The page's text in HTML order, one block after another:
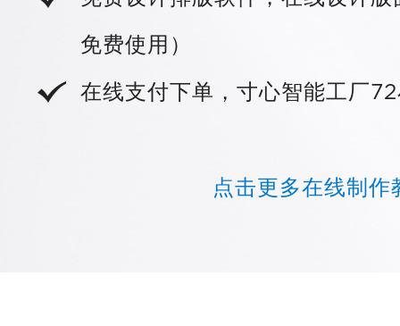
免费使用）
在线支付下单，寸心智能工厂
点击更多在线制作